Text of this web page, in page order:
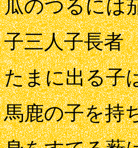
瓜のつるには
子三人子長者
たまに出る子
馬鹿の子を持